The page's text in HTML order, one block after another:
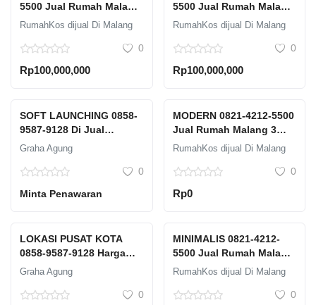
5500 Jual Rumah Malang
13 Kamar 3 Lantai Graha
Furniture Lengkap Dekat
RumahKos dijual Di Malang
0
Rp100,000,000
5500 Jual Rumah Malang
Dekat Kampus UB Graha
bermain
RumahKos dijual Di Malang
0
Rp100,000,000
SOFT LAUNCHING 0858-
9587-9128 Di Jual
Properti Salon Material
Malang GRAHA AGUNG
Graha Agung
0
Minta Penawaran
MODERN 0821-4212-5500
Jual Rumah Malang 3
Milyar Graha Agung
RumahKos dijual Di Malang
0
Rp0
LOKASI PUSAT KOTA
0858-9587-9128 Harga
Perumahan Perumahan
Minimalis Malang
Graha Agung
0
MINIMALIS 0821-4212-
5500 Jual Rumah Malang
Barat Graha Agung
Channels
RumahKos dijual Di Malang
0